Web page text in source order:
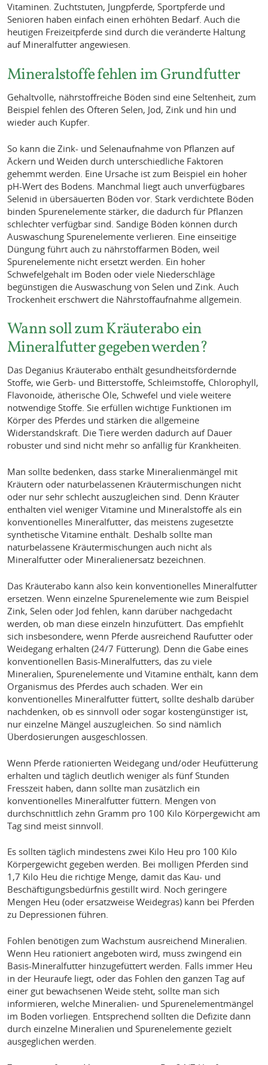
Vitaminen. Zuchtstuten, Jungpferde, Sportpferde und
Senioren haben einfach einen erhöhten Bedarf. Auch die
heutigen Freizeitpferde sind durch die veränderte Haltung
auf Mineralfutter angewiesen.
Mineralstoffe fehlen im Grundfutter
Gehaltvolle, nährstoffreiche Böden sind eine Seltenheit, zum
Beispiel fehlen des Öfteren Selen, Jod, Zink und hin und
wieder auch Kupfer.
So kann die Zink- und Selenaufnahme von Pflanzen auf
Äckern und Weiden durch unterschiedliche Faktoren
gehemmt werden. Eine Ursache ist zum Beispiel ein hoher
pH-Wert des Bodens. Manchmal liegt auch unverfügbares
Selenid in übersäuerten Böden vor. Stark verdichtete Böden
binden Spurenelemente stärker, die dadurch für Pflanzen
schlechter verfügbar sind. Sandige Böden können durch
Auswaschung Spurenelemente verlieren. Eine einseitige
Düngung führt auch zu nährstoffarmen Böden, weil
Spurenelemente nicht ersetzt werden. Ein hoher
Schwefelgehalt im Boden oder viele Niederschläge
begünstigen die Auswaschung von Selen und Zink. Auch
Trockenheit erschwert die Nährstoffaufnahme allgemein.
Wann soll zum Kräuterabo ein
Mineralfutter gegeben werden?
Das Deganius Kräuterabo enthält gesundheitsfördernde
Stoffe, wie Gerb- und Bitterstoffe, Schleimstoffe, Chlorophyll,
Flavonoide, ätherische Öle, Schwefel und viele weitere
notwendige Stoffe. Sie erfüllen wichtige Funktionen im
Körper des Pferdes und stärken die allgemeine
Widerstandskraft. Die Tiere werden dadurch auf Dauer
robuster und sind nicht mehr so anfällig für Krankheiten.
Man sollte bedenken, dass starke Mineralienmängel mit
Kräutern oder naturbelassenen Kräutermischungen nicht
oder nur sehr schlecht auszugleichen sind. Denn Kräuter
enthalten viel weniger Vitamine und Mineralstoffe als ein
konventionelles Mineralfutter, das meistens zugesetzte
synthetische Vitamine enthält. Deshalb sollte man
naturbelassene Kräutermischungen auch nicht als
Mineralfutter oder Mineralienersatz bezeichnen.
Das Kräuterabo kann also kein konventionelles Mineralfutter
ersetzen. Wenn einzelne Spurenelemente wie zum Beispiel
Zink, Selen oder Jod fehlen, kann darüber nachgedacht
werden, ob man diese einzeln hinzufüttert. Das empfiehlt
sich insbesondere, wenn Pferde ausreichend Raufutter oder
Weidegang erhalten (24/7 Fütterung). Denn die Gabe eines
konventionellen Basis-Mineralfutters, das zu viele
Mineralien, Spurenelemente und Vitamine enthält, kann dem
Organismus des Pferdes auch schaden. Wer ein
konventionelles Mineralfutter füttert, sollte deshalb darüber
nachdenken, ob es sinnvoll oder sogar kostengünstiger ist,
nur einzelne Mängel auszugleichen. So sind nämlich
Überdosierungen ausgeschlossen.
Wenn Pferde rationierten Weidegang und/oder Heufütterung
erhalten und täglich deutlich weniger als fünf Stunden
Fresszeit haben, dann sollte man zusätzlich ein
konventionelles Mineralfutter füttern. Mengen von
durchschnittlich zehn Gramm pro 100 Kilo Körpergewicht am
Tag sind meist sinnvoll.
Es sollten täglich mindestens zwei Kilo Heu pro 100 Kilo
Körpergewicht gegeben werden. Bei molligen Pferden sind
1,7 Kilo Heu die richtige Menge, damit das Kau- und
Beschäftigungsbedürfnis gestillt wird. Noch geringere
Mengen Heu (oder ersatzweise Weidegras) kann bei Pferden
zu Depressionen führen.
Fohlen benötigen zum Wachstum ausreichend Mineralien.
Wenn Heu rationiert angeboten wird, muss zwingend ein
Basis-Mineralfutter hinzugefüttert werden. Falls immer Heu
in der Heuraufe liegt, oder das Fohlen den ganzen Tag auf
einer gut bewachsenen Weide steht, sollte man sich
informieren, welche Mineralien- und Spurenelementmängel
im Boden vorliegen. Entsprechend sollten die Defizite dann
durch einzelne Mineralien und Spurenelemente gezielt
ausgeglichen werden.